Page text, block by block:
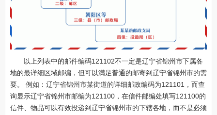
以上列表中的邮件编码121102不一定是辽宁省锦州市下属各
地的最详细区域邮编，但可以满足普通的邮寄到辽宁省锦州市的需
要。 例如：辽宁省锦州市某街道的详细邮政编码为121101，而查
询显示辽宁省锦州市邮编为121100，在信件邮编处填写121100的
信件、物品可以有效投递到辽宁省锦州市的下辖各地，而不是必须